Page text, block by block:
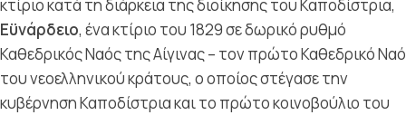
κτίριο κατά τη διάρκεια της διοίκησης του Καποδίστρια,
Εϋνάρδειο, ένα κτίριο του 1829 σε δωρικό ρυθμό
Καθεδρικός Ναός της Αίγινας – τον πρώτο Καθεδρικό Ναό
του νεοελληνικού κράτους, ο οποίος στέγασε την
κυβέρνηση Καποδίστρια και το πρώτο κοινοβούλιο του